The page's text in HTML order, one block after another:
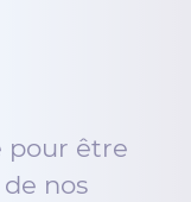
pour être
nos